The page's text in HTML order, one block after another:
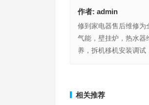
作者: admin
修到家电器售后维修为
气能，壁挂炉，热水器
养，拆机移机安装调试
相关推荐